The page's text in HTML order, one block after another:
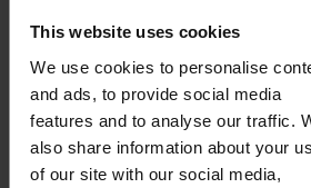
This website uses cookies
We use cookies to personalise
and ads, to provide social media
features and to analyse our traffic.
also share information about your
of our site with our social media,
Nasza miłość
WYBIERZ